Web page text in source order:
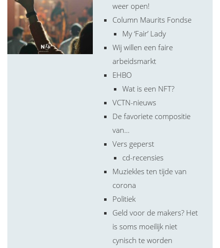
weer open!
Column Maurits Fondse
My ‘Fair’ Lady
Wij willen een faire
arbeidsmarkt
EHBO
Wat is een NFT?
VCTN-nieuws
De favoriete compositie
van…
Vers geperst
cd-recensies
Muziekles ten tijde van
corona
Politiek
Geld voor de makers? Het
is soms moeilijk niet
cynisch te worden